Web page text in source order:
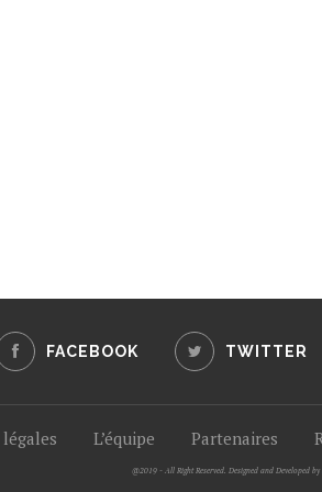
FACEBOOK TWITTER
L’équipe Partenaires
@2019 - All Right Reserved. Designed and Developed by